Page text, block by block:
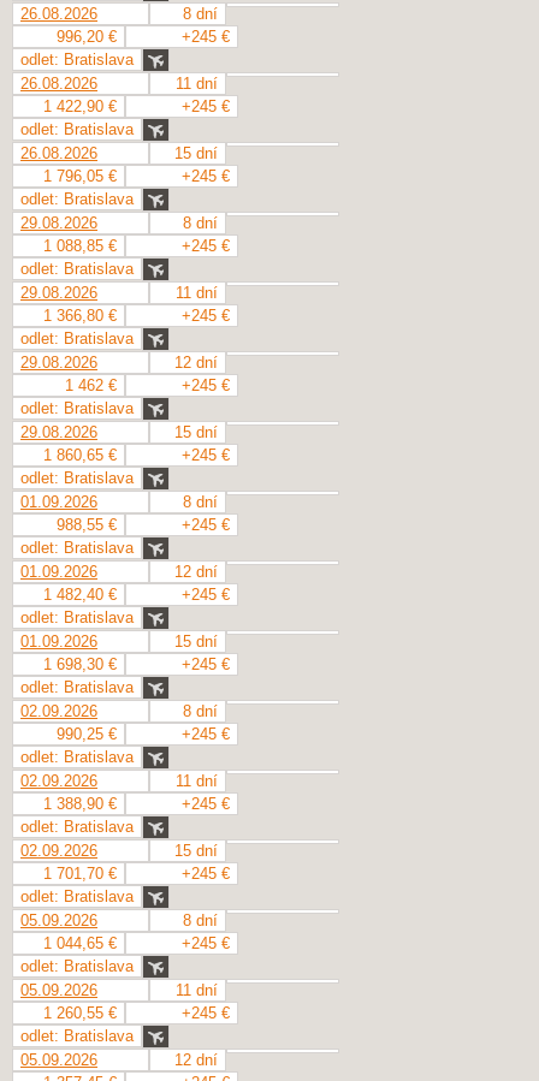
26.08.2026
8 dní
996,20 €
+245 €
odlet: Bratislava
26.08.2026
11 dní
1 422,90 €
+245 €
odlet: Bratislava
26.08.2026
15 dní
1 796,05 €
+245 €
odlet: Bratislava
29.08.2026
8 dní
1 088,85 €
+245 €
odlet: Bratislava
29.08.2026
11 dní
1 366,80 €
+245 €
odlet: Bratislava
29.08.2026
12 dní
1 462 €
+245 €
odlet: Bratislava
29.08.2026
15 dní
1 860,65 €
+245 €
odlet: Bratislava
01.09.2026
8 dní
988,55 €
+245 €
odlet: Bratislava
01.09.2026
12 dní
1 482,40 €
+245 €
odlet: Bratislava
01.09.2026
15 dní
1 698,30 €
+245 €
odlet: Bratislava
02.09.2026
8 dní
990,25 €
+245 €
odlet: Bratislava
02.09.2026
11 dní
1 388,90 €
+245 €
odlet: Bratislava
02.09.2026
15 dní
1 701,70 €
+245 €
odlet: Bratislava
05.09.2026
8 dní
1 044,65 €
+245 €
odlet: Bratislava
05.09.2026
11 dní
1 260,55 €
+245 €
odlet: Bratislava
05.09.2026
12 dní